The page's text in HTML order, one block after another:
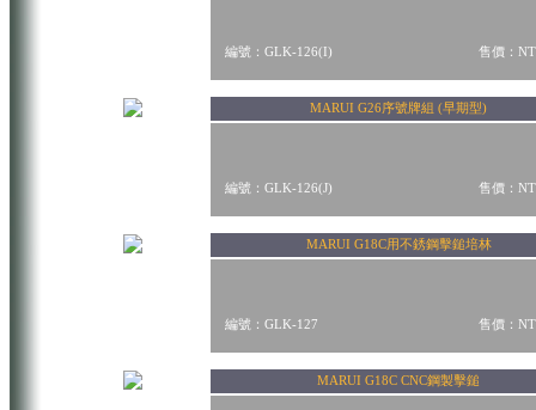
編號：GLK-126(I) 售價：
MARUI G26序號牌組 (早期型)
編號：GLK-126(J) 售價：
MARUI G18C用不銹鋼擊鎚培林
編號：GLK-127 售價：
MARUI G18C CNC鋼製擊鎚